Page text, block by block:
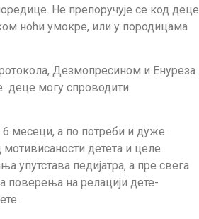
Не препоручује се код деце
ноћи умокре, или у породицама
Дезмопресином и Енуреза
деце могу спроводити
месеци, а по потреби и дуже.
детета и целе
упутстава педијатра, а пре свега
поверења на релацији дете-